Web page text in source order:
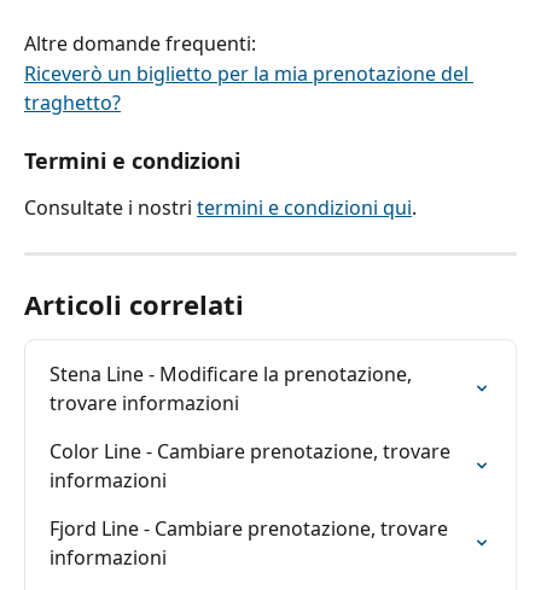
Altre domande frequenti:
Riceverò un biglietto per la mia prenotazione del
traghetto?
Termini e condizioni
Consultate i nostri termini e condizioni qui.
Articoli correlati
Stena Line - Modificare la prenotazione,
trovare informazioni
Color Line - Cambiare prenotazione, trovare
informazioni
Fjord Line - Cambiare prenotazione, trovare
informazioni